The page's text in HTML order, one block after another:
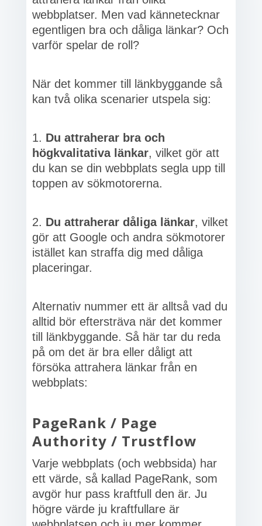
webbplatser. Men vad kännetecknar
egentligen bra och dåliga länkar? Och
varför spelar de roll?
När det kommer till länkbyggande så
kan två olika scenarier utspela sig:
1. Du attraherar bra och
högkvalitativa länkar, vilket gör att
du kan se din webbplats segla upp till
toppen av sökmotorerna.
2. Du attraherar dåliga länkar, vilket
gör att Google och andra sökmotorer
istället kan straffa dig med dåliga
placeringar.
Alternativ nummer ett är alltså vad du
alltid bör eftersträva när det kommer
till länkbyggande. Så här tar du reda
på om det är bra eller dåligt att
försöka attrahera länkar från en
webbplats:
PageRank / Page
Authority / Trustflow
Varje webbplats (och webbsida) har
ett värde, så kallad PageRank, som
avgör hur pass kraftfull den är. Ju
högre värde ju kraftfullare är